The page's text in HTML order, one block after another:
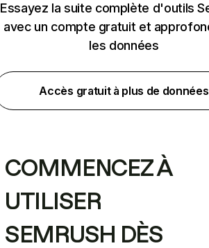
Essayez la suite complète d'outils
avec un compte gratuit et
les données
Accès gratuit à plus de données
COMMENCEZ À
UTILISER
SEMRUSH DÈS